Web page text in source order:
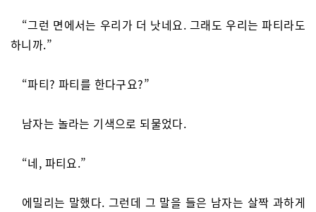
“그런 면에서는 우리가 더 낫네요. 그래도 우리는 파티라도
하니까.”
“파티? 파티를 한다구요?”
남자는 놀라는 기색으로 되물었다.
“네, 파티요.”
에밀리는 말했다. 그런데 그 말을 들은 남자는 살짝 과하게